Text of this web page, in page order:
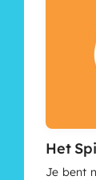
Het
Je bent